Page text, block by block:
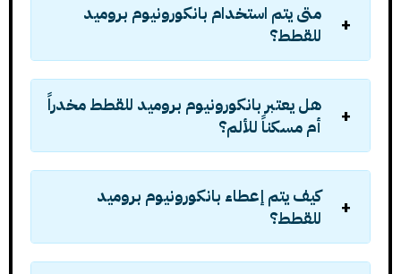
متى يتم استخدام بانكورونيوم بروميد
للقطط؟
هل يعتبر بانكورونيوم بروميد للقطط مخدراً
أم مسكناً للألم؟
كيف يتم إعطاء بانكورونيوم بروميد
للقطط؟